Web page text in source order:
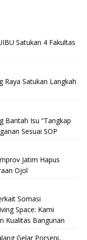
Satukan 4 Fakultas
Raya Satukan Langkah
Bantah Isu “Tangkap
Sesuai SOP
Jatim Hapus
Ojol
Somasi
Space: Kami
Kualitas Bangunan
Gelar Porseni,